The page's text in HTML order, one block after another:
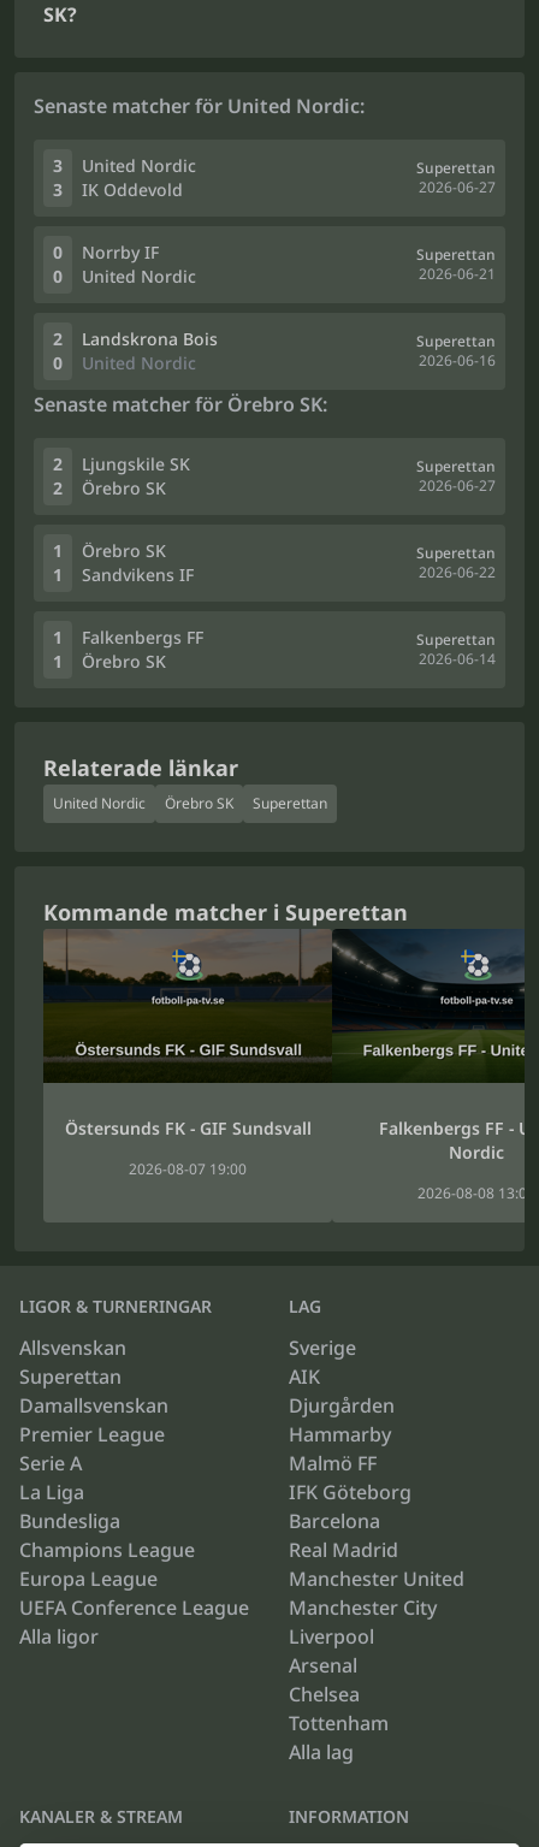
SK?
Senaste matcher för United Nordic:
3
3
United Nordic
IK Oddevold
Superettan
2026-06-27
0
0
Norrby IF
United Nordic
Superettan
2026-06-21
2
0
Landskrona Bois
United Nordic
Superettan
2026-06-16
Senaste matcher för Örebro SK:
2
2
Ljungskile SK
Örebro SK
Superettan
2026-06-27
1
1
Örebro SK
Sandvikens IF
Superettan
2026-06-22
1
1
Falkenbergs FF
Örebro SK
Superettan
2026-06-14
Relaterade länkar
United Nordic Örebro SK Superettan
Kommande matcher i Superettan
Östersunds FK - GIF Sundsvall
2026-08-07 19:00
Falkenbergs FF -
Nordic
2026-08-08 13:00
LIGOR & TURNERINGAR
Allsvenskan
Superettan
Damallsvenskan
Premier League
Serie A
La Liga
Bundesliga
Champions League
Europa League
UEFA Conference League
Alla ligor
LAG
Sverige
AIK
Djurgården
Hammarby
Malmö FF
IFK Göteborg
Barcelona
Real Madrid
Manchester United
Manchester City
Liverpool
Arsenal
Chelsea
Tottenham
Alla lag
KANALER & STREAM INFORMATION